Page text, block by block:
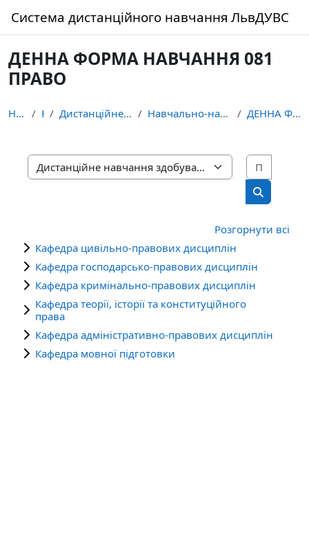
Система дистанційного навчання ЛьвДУВС
ДЕННА ФОРМА НАВЧАННЯ 081
ПРАВО
На головну Курси Дистанційне навчання здобувачів освіти ЛьвДУВС Навчально-науковий інститут права та правоохоронно... ДЕННА ФОРМА НАВЧАННЯ 081 ПРАВО
Категорії курсів
Пошук
Розгорнути всі
Кафедра цивільно-правових дисциплін
Кафедра господарсько-правових дисциплін
Кафедра кримінально-правових дисциплін
Кафедра теорії, історії та конституційного
права
Кафедра адміністративно-правових дисциплін
Кафедра мовної підготовки